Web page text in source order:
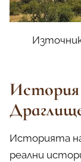
История
Историята
реални